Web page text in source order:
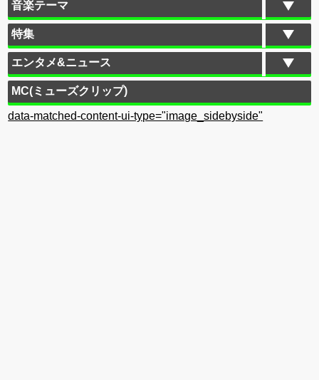
音楽テーマ
特集
エンタメ&ニュース
MC(ミューズクリップ)
data-matched-content-ui-type="image_sidebyside"